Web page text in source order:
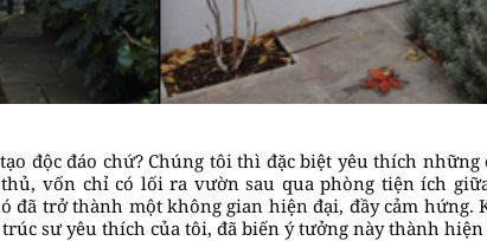
độc đáo chứ? Chúng tôi thì đặc biệt yêu thích
vốn chỉ có lối ra vườn sau qua phòng tiện ích
đã trở thành một không gian hiện đại, đầy cảm
sư yêu thích của tôi, đã biến ý tưởng này thành hiện